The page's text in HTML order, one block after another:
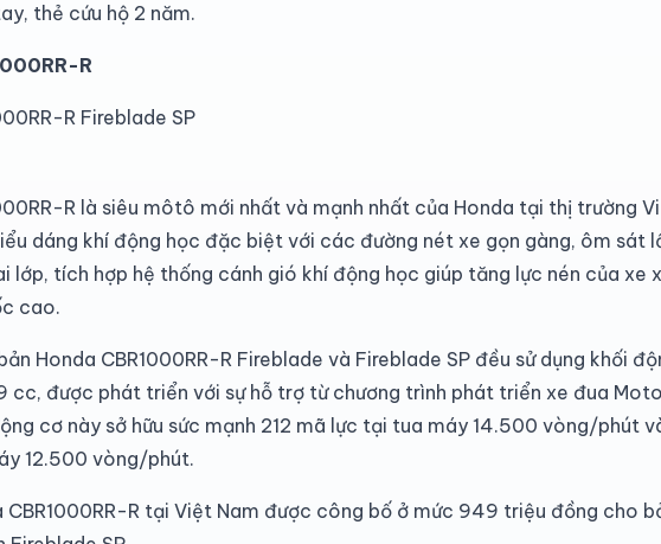
thẻ cứu hộ 2 năm.
R
R Fireblade SP
R là siêu môtô mới nhất và mạnh nhất của Honda tại thị trường
dáng khí động học đặc biệt với các đường nét xe gọn gàng, ôm sát
lớp, tích hợp hệ thống cánh gió khí động học giúp tăng lực nén của xe
cao.
Honda CBR1000RR-R Fireblade và Fireblade SP đều sử dụng khối
cc, được phát triển với sự hỗ trợ từ chương trình phát triển xe đua
cơ này sở hữu sức mạnh 212 mã lực tại tua máy 14.500 vòng/phút
12.500 vòng/phút.
CBR1000RR-R tại Việt Nam được công bố ở mức 949 triệu đồng cho